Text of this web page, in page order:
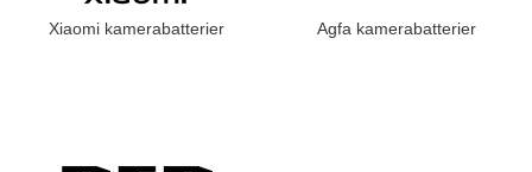
Xiaomi kamerabatterier Agfa kamerabatterier